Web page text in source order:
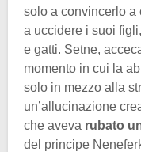
solo a convincerlo a
a uccidere i suoi
e gatti. Setne,
momento in cui la
solo in mezzo alla
un’allucinazione
che aveva rubato
del principe